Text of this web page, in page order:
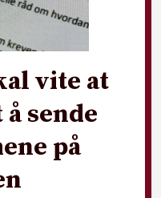
vite at
sende
på